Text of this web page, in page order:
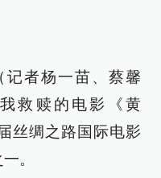
记者杨一苗、蔡馨
救赎的电影《黄
丝绸之路国际电影
。